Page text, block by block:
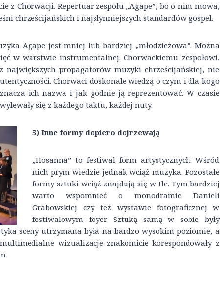
z Chorwacji. Repertuar zespołu „Agape”, bo o nim mowa,
chrześcijańskich i najsłynniejszych standardów gospel.
Agape jest mniej lub bardziej „młodzieżowa”. Można
w warstwie instrumentalnej. Chorwackiemu zespołowi,
propagatorów muzyki chrześcijańskiej, nie
Chorwaci doskonale wiedzą o czym i dla kogo
ich nazwa i jak godnie ją reprezentować. W czasie
się z każdego taktu, każdej nuty.
5) Inne formy dopiero dojrzewają
„Hosanna” to festiwal form artystycznych. Wśród
nich prym wiedzie jednak wciąż muzyka. Pozostałe
formy sztuki wciąż znajdują się w tle. Tym bardziej
warto wspomnieć o monodramie Danieli
Grabowskiej czy też wystawie fotograficznej w
festiwalowym foyer. Sztuką samą w sobie były
sceny utrzymana była na bardzo wysokim poziomie, a
wizualizacje znakomicie korespondowały z